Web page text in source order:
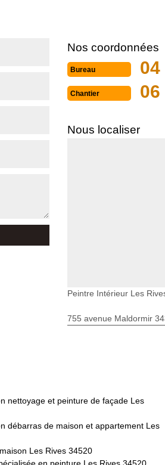
Nos coordonnées
Bureau 04
Chantier 06
Nous localiser
Peintre Intérieur Les
755 avenue Maldormir
nettoyage et peinture de façade Les
débarras de maison et appartement Les
Les Rives 34520